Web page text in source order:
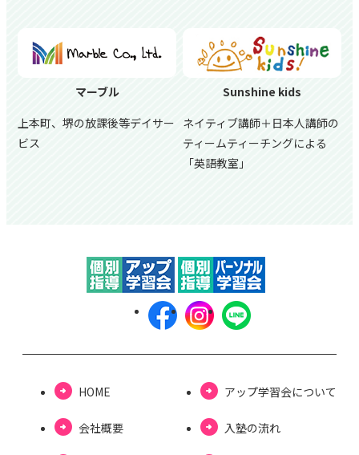
マーブル
上本町、堺の放課後等デイサー
ビス
Sunshine kids
ネイティブ講師＋日本人講師の
ティームティーチングによる
「英語教室」
HOME
会社概要
アップ学習会について
⼊塾の流れ